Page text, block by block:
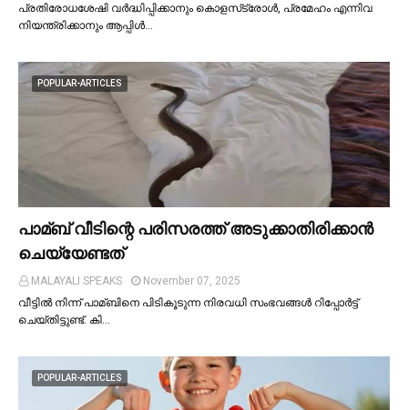
പ്രതിരോധശേഷി വർദ്ധിപ്പിക്കാനും കൊളസ്‌ട്രോള്‍, പ്രമേഹം എന്നിവ
നിയന്ത്രിക്കാനും ആപ്പിള്‍…
POPULAR-ARTICLES
പാമ്ബ് വീടിന്റെ പരിസരത്ത് അടുക്കാതിരിക്കാൻ
ചെയ്യേണ്ടത്
MALAYALI SPEAKS
November 07, 2025
വീട്ടില്‍ നിന്ന് പാമ്ബിനെ പിടികൂടുന്ന നിരവധി സംഭവങ്ങള്‍ റിപ്പോർട്ട്
ചെയ്തിട്ടുണ്ട്. കി…
POPULAR-ARTICLES